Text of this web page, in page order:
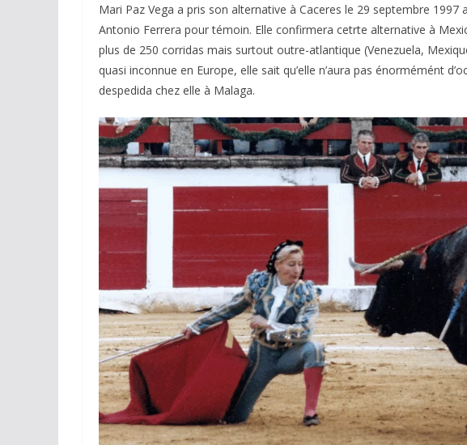
Mari Paz Vega a pris son alternative à Caceres le 29 septembre 1997
Antonio Ferrera pour témoin. Elle confirmera cetrte alternative à
plus de 250 corridas mais surtout outre-atlantique (Venezuela,
quasi inconnue en Europe, elle sait qu’elle n’aura pas énormémént
despedida chez elle à Malaga.